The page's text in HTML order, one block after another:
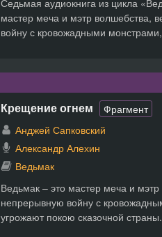
Седьмая аудиокнига из цикла
мастер меча и мэтр волшебства,
войну с кровожадными
Крещение огнем
Фрагмент
Анджей Сапковский
Александр Алехин
Ведьмак
Ведьмак – это мастер меча и
непрерывную войну с
угрожают покою сказочной